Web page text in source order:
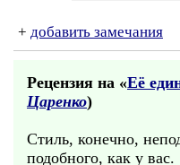
+ добавить замечания
Рецензия на «Её
Царенко)
Стиль, конечно,
подобного, как у вас.